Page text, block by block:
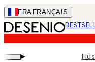
Skip
to
main
content.
FRA FRANÇAIS
▸